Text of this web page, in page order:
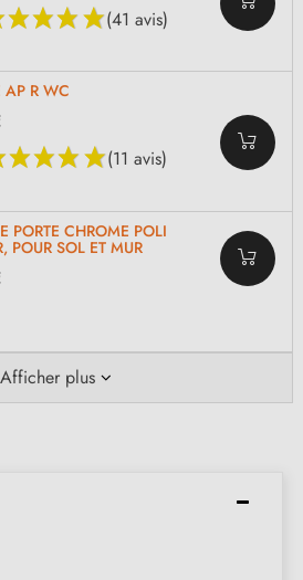
(41 avis)
AP R WC
(11 avis)
PORTE CHROME POLI
POUR SOL ET MUR
Afficher plus